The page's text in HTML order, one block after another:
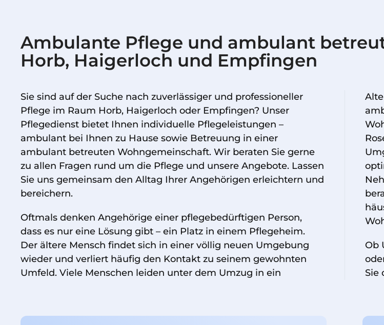
Ambulante Pflege und ambulant
Horb, Haigerloch und Empfingen
Sie sind auf der Suche nach zuverlässiger und professioneller
Pflege im Raum Horb, Haigerloch oder Empfingen? Unser
Pflegedienst bietet Ihnen individuelle Pflegeleistungen –
ambulant bei Ihnen zu Hause sowie Betreuung in einer
ambulant betreuten Wohngemeinschaft. Wir beraten Sie gerne
zu allen Fragen rund um die Pflege und unsere Angebote. Lassen
Sie uns gemeinsam den Alltag Ihrer Angehörigen erleichtern und
bereichern.
Oftmals denken Angehörige einer pflegebedürftigen Person,
dass es nur eine Lösung gibt – ein Platz in einem Pflegeheim.
Der ältere Mensch findet sich in einer völlig neuen Umgebung
wieder und verliert häufig den Kontakt zu seinem gewohnten
Umfeld. Viele Menschen leiden unter dem Umzug in ein
Ob
Sie